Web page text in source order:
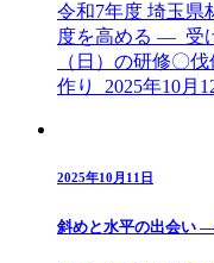
令和7年度 埼玉県
度を高める ― 受
（日）の研修〇
作り 2025年10月
2025年10月11日
斜めと水平の出会い